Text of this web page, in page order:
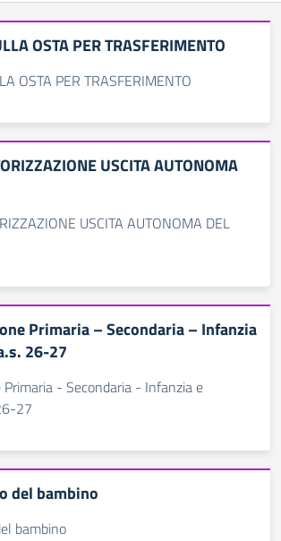
OSTA PER TRASFERIMENTO
OSTA PER TRASFERIMENTO
USCITA AUTONOMA
USCITA AUTONOMA DEL
Primaria – Secondaria – Infanzia
26-27
Primaria - Secondaria - Infanzia e
27
del bambino
bambino